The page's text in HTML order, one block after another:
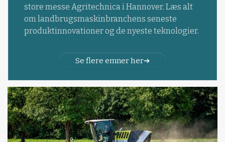
store messe Agritechnica i Hannover. Læs alt
om landbrugsmaskinbranchens seneste
produktinnovationer og de nyeste teknologier.
Se flere emner her